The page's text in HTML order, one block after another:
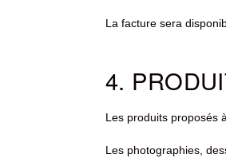
La facture sera
4.
Les produits proposés
Les photographies,